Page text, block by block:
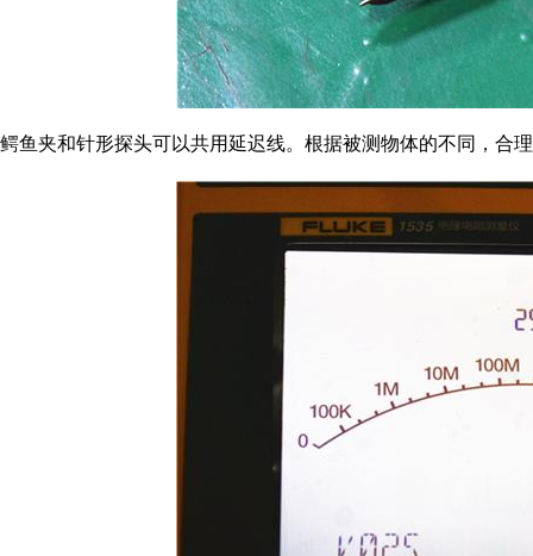
鳄鱼夹和针形探头可以共用延迟线。根据被测物体的不同，合